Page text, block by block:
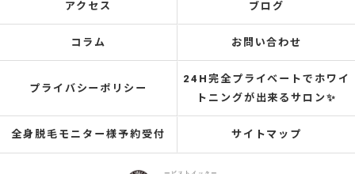
アクセス ブログ
コラム お問い合わせ
プライバシーポリシー
24H完全プライベートでホワイ
トニングが出来るサロン✨
全身脱毛モニター様予約受付 サイトマップ